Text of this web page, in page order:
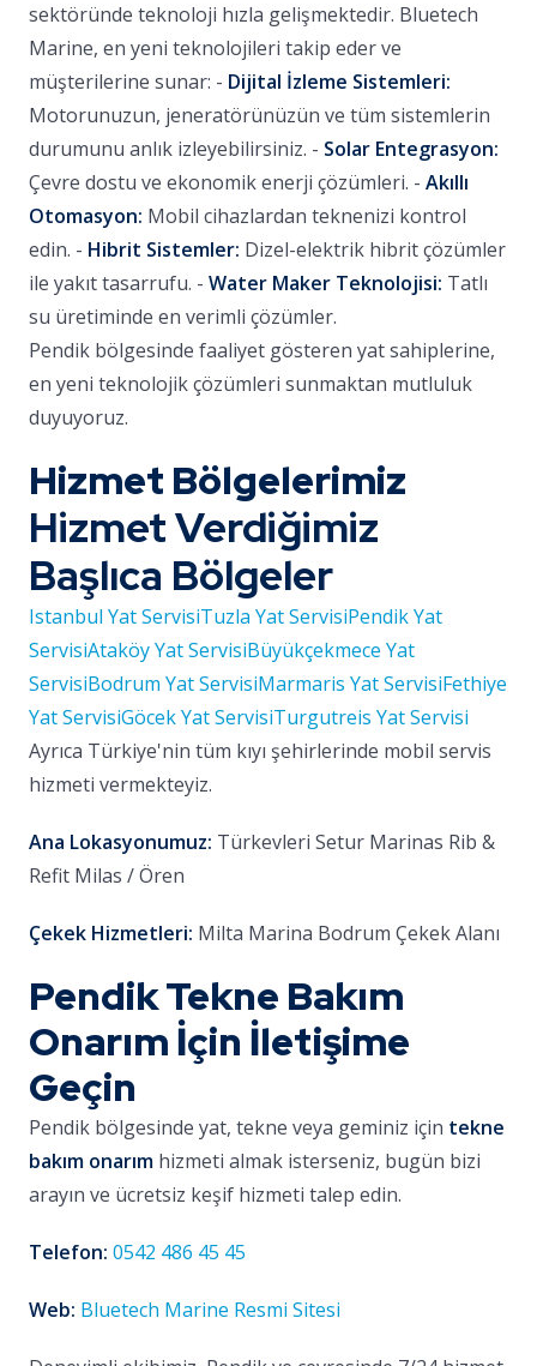
sektöründe teknoloji hızla gelişmektedir. Bluetech
Marine, en yeni teknolojileri takip eder ve
müşterilerine sunar: - Dijital İzleme Sistemleri:
Motorunuzun, jeneratörünüzün ve tüm sistemlerin
durumunu anlık izleyebilirsiniz. - Solar Entegrasyon:
Çevre dostu ve ekonomik enerji çözümleri. - Akıllı
Otomasyon: Mobil cihazlardan teknenizi kontrol
edin. - Hibrit Sistemler: Dizel-elektrik hibrit çözümler
ile yakıt tasarrufu. - Water Maker Teknolojisi: Tatlı
su üretiminde en verimli çözümler.
Pendik bölgesinde faaliyet gösteren yat sahiplerine,
en yeni teknolojik çözümleri sunmaktan mutluluk
duyuyoruz.
Hizmet Bölgelerimiz
Hizmet Verdiğimiz
Başlıca Bölgeler
Istanbul Yat ServisiTuzla Yat ServisiPendik Yat
ServisiAtaköy Yat ServisiBüyükçekmece Yat
ServisiBodrum Yat ServisiMarmaris Yat ServisiFethiye
Yat ServisiGöcek Yat ServisiTurgutreis Yat Servisi
Ayrıca Türkiye'nin tüm kıyı şehirlerinde mobil servis
hizmeti vermekteyiz.
Ana Lokasyonumuz: Türkevleri Setur Marinas Rib &
Refit Milas / Ören
Çekek Hizmetleri: Milta Marina Bodrum Çekek Alanı
Pendik Tekne Bakım
Onarım İçin İletişime
Geçin
Pendik bölgesinde yat, tekne veya geminiz için tekne
bakım onarım hizmeti almak isterseniz, bugün bizi
arayın ve ücretsiz keşif hizmeti talep edin.
Telefon: 0542 486 45 45
Web: Bluetech Marine Resmi Sitesi